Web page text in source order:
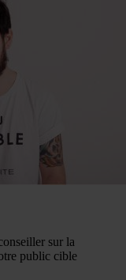
sur la
public cible